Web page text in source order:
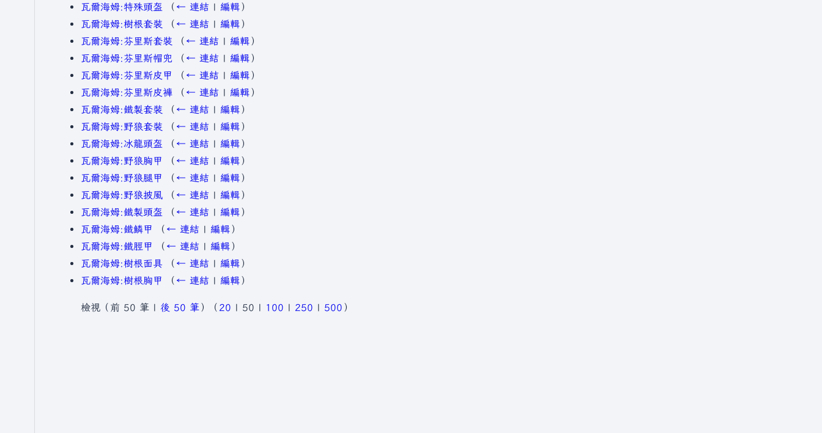
瓦爾海姆:特殊頭盔
（ ← 連結 | 編輯）
瓦爾海姆:樹根套裝
（ ← 連結 | 編輯）
瓦爾海姆:芬里斯套裝
（ ← 連結 | 編輯）
瓦爾海姆:芬里斯帽兜
（ ← 連結 | 編輯）
瓦爾海姆:芬里斯皮甲
（ ← 連結 | 編輯）
瓦爾海姆:芬里斯皮褲
（ ← 連結 | 編輯）
瓦爾海姆:鐵製套裝
（ ← 連結 | 編輯）
瓦爾海姆:野狼套裝
（ ← 連結 | 編輯）
瓦爾海姆:冰龍頭盔
（ ← 連結 | 編輯）
瓦爾海姆:野狼胸甲
（ ← 連結 | 編輯）
瓦爾海姆:野狼腿甲
（ ← 連結 | 編輯）
瓦爾海姆:野狼披風
（ ← 連結 | 編輯）
瓦爾海姆:鐵製頭盔
（ ← 連結 | 編輯）
瓦爾海姆:鐵鱗甲
（ ← 連結 | 編輯）
瓦爾海姆:鐵脛甲
（ ← 連結 | 編輯）
瓦爾海姆:樹根面具
（ ← 連結 | 編輯）
瓦爾海姆:樹根胸甲
（ ← 連結 | 編輯）
檢視（ 前 50 筆 | 後 50 筆 ）（ 20 | 50 | 100 | 250 | 500 ）